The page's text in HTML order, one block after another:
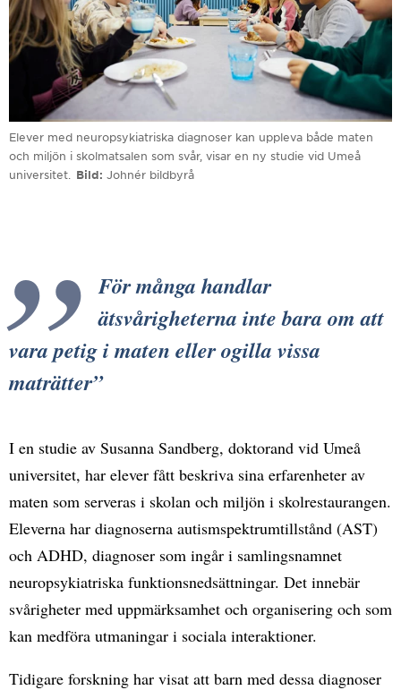
Elever med neuropsykiatriska diagnoser kan uppleva både maten
och miljön i skolmatsalen som svår, visar en ny studie vid Umeå
universitet.
Bild Johnér bildbyrå
För många handlar
ätsvårigheterna inte bara om att
vara petig i maten eller ogilla vissa
maträtter
I en studie av Susanna Sandberg, doktorand vid Umeå
universitet, har elever fått beskriva sina erfarenheter av
maten som serveras i skolan och miljön i skolrestaurangen.
Eleverna har diagnoserna autismspektrumtillstånd (AST)
och ADHD, diagnoser som ingår i samlingsnamnet
neuropsykiatriska funktionsnedsättningar. Det innebär
svårigheter med uppmärksamhet och organisering och som
kan medföra utmaningar i sociala interaktioner.
Tidigare forskning har visat att barn med dessa diagnoser